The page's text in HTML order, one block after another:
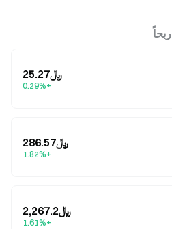
ربحاً
﷼25.27
+0.29%
﷼286.57
+1.82%
﷼2,267.2
+1.61%